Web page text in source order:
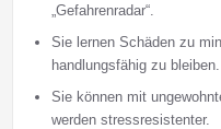
„Gefahrenradar“.
Sie lernen Schäden zu
handlungsfähig zu bleiben.
Sie können mit
werden stressresistenter.